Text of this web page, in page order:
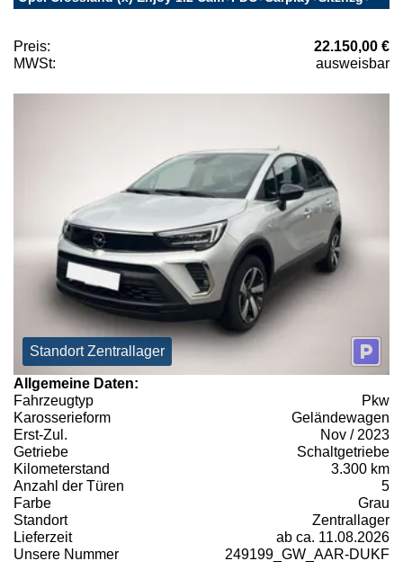
Preis:
22.150,00 €
MWSt:
ausweisbar
Standort Zentrallager
Allgemeine Daten:
Fahrzeugtyp
Pkw
Karosserieform
Geländewagen
Erst-Zul.
Nov / 2023
Getriebe
Schaltgetriebe
Kilometerstand
3.300 km
Anzahl der Türen
5
Farbe
Grau
Standort
Zentrallager
Lieferzeit
ab ca. 11.08.2026
Unsere Nummer
249199_GW_AAR-DUKF